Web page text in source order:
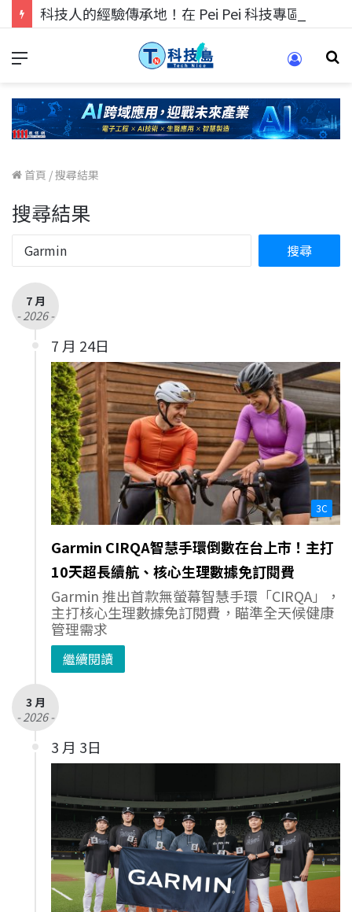
首頁 /搜尋結果
搜尋結果
7 月
- 2026 -
7 月 24日
3C
Garmin CIRQA智慧手環倒數在台上市！主打
10天超長續航、核心生理數據免訂閱費
Garmin 推出首款無螢幕智慧手環「CIRQA」，
主打核心生理數據免訂閱費，瞄準全天候健康
管理需求
繼續閱讀
3 月
- 2026 -
3 月 3日